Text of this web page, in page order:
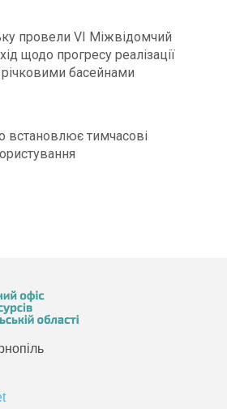
провели VІ Міжвідомчий
щодо прогресу реалізації
річковими басейнами
встановлює тимчасові